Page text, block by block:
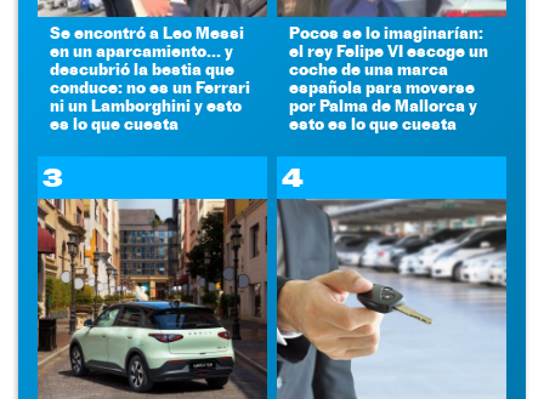
Se encontró a Leo Messi
en un aparcamiento... y
descubrió la bestia que
conduce: no es un Ferrari
ni un Lamborghini y esto
es lo que cuesta
Pocos se lo imaginarían:
el rey Felipe VI escoge un
coche de una marca
española para moverse
por Palma de Mallorca y
esto es lo que cuesta
3 4